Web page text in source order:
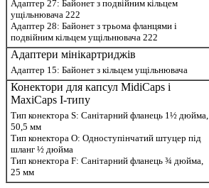
Адаптер 27: Байонет з подвійним кільцем
ущільнювача 222
Адаптер 28: Байонет з трьома фланцями і
подвійним кільцем ущільнювача 222
Адаптери мінікартриджів
Адаптер 15: Байонет з кільцем ущільнювача
Конектори для капсул MidiCaps і
MaxiCaps I-типу
Тип конектора S: Санітарний фланець 1½ дюйма,
50,5 мм
Тип конектора О: Одноступінчатий штуцер під
шланг ½ дюйма
Тип конектора F: Санітарний фланець ¾ дюйма,
25 мм